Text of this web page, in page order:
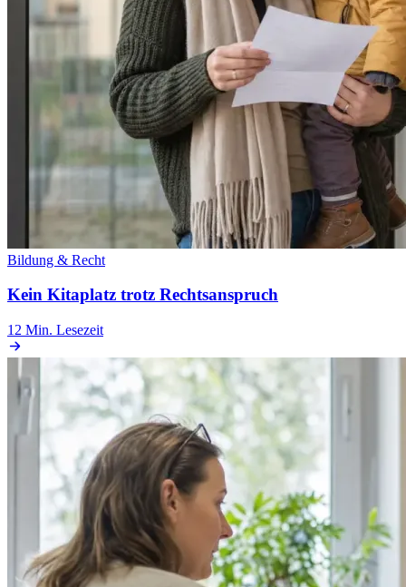
Bildung & Recht
Kein Kitaplatz trotz Rechtsanspruch
12 Min. Lesezeit